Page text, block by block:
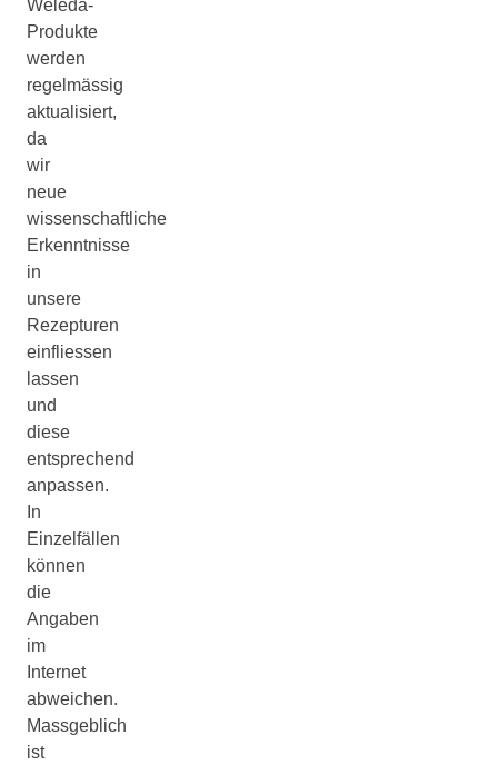
Weleda-
Produkte
werden
regelmässig
aktualisiert,
da
wir
neue
wissenschaftliche
Erkenntnisse
in
unsere
Rezepturen
einfliessen
lassen
und
diese
entsprechend
anpassen.
In
Einzelfällen
können
die
Angaben
im
Internet
abweichen.
Massgeblich
ist